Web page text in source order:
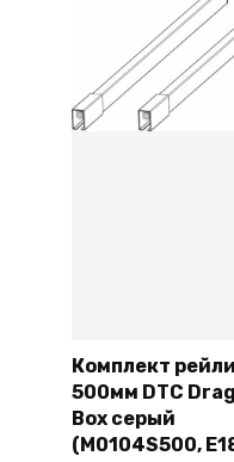
В корзину
Комплект
500мм DTC
Box серый
(M0104S500,